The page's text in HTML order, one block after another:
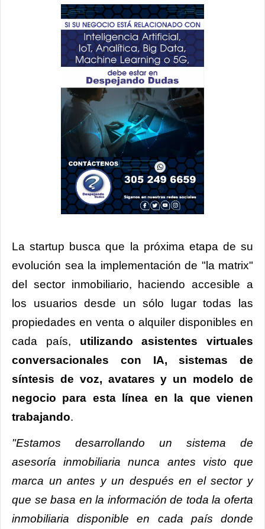
La startup busca que la próxima etapa de su
evolución sea la implementación de "la matrix"
del sector inmobiliario, haciendo accesible a
los usuarios desde un sólo lugar todas las
propiedades en venta o alquiler disponibles en
cada país, utilizando asistentes virtuales
conversacionales con IA, sistemas de
síntesis de voz, avatares y un modelo de
negocio para esta línea en la que vienen
trabajando.
"Estamos desarrollando un sistema de
asesoría inmobiliaria nunca antes visto que
marca un antes y un después en el sector y
que se basa en la información de toda la oferta
inmobiliaria disponible en cada país donde